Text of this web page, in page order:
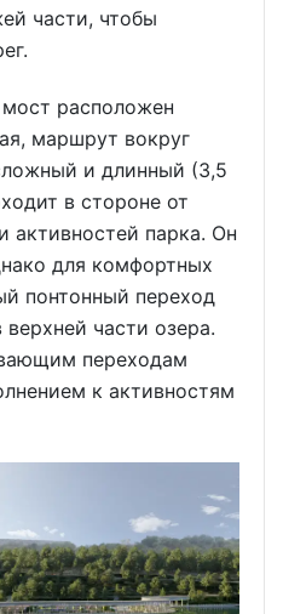
части, чтобы
расположен
маршрут вокруг
и длинный (3,5
в стороне от
активностей парка. Он
для комфортных
понтонный переход
части озера.
переходам
к активностям